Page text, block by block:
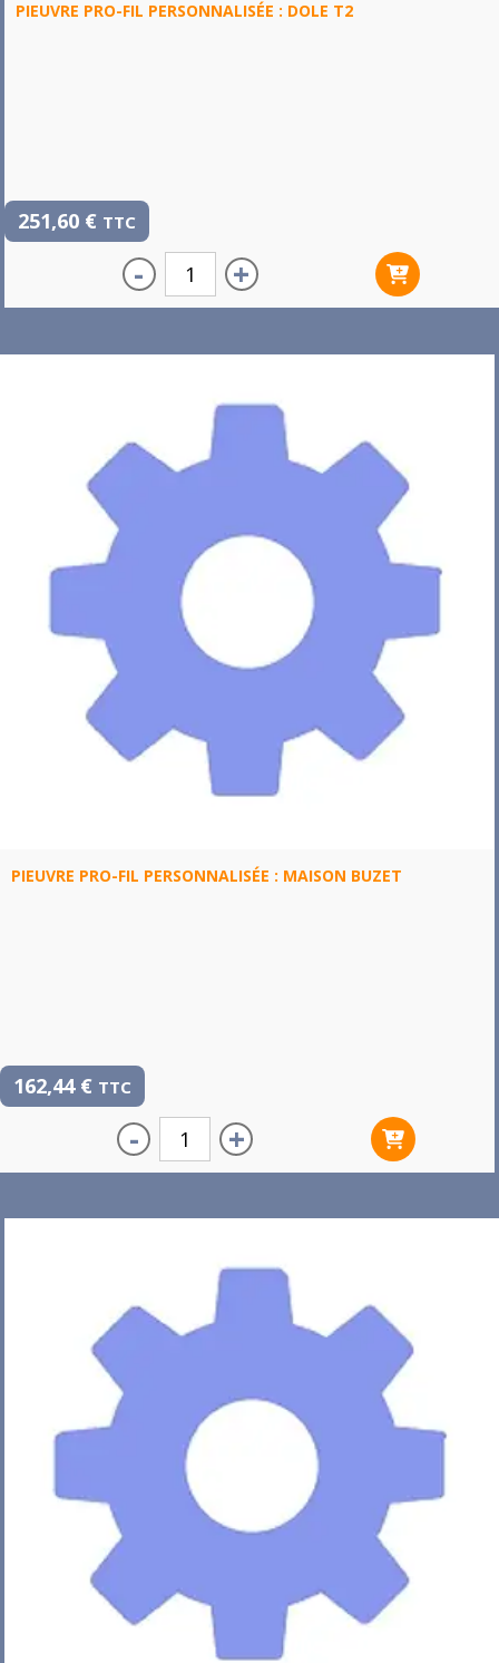
PIEUVRE PRO-FIL PERSONNALISÉE : DOLE T2
251,60 € TTC
- +
PIEUVRE PRO-FIL PERSONNALISÉE : MAISON BUZET
162,44 € TTC
- +